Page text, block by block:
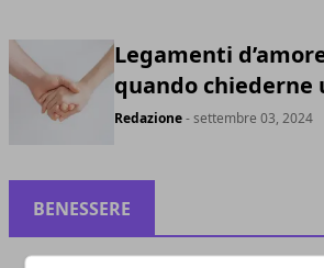
Legamenti
quando chiederne
Redazione- settembre 03, 2024
BENESSERE